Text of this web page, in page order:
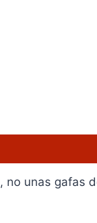
, no unas gafas